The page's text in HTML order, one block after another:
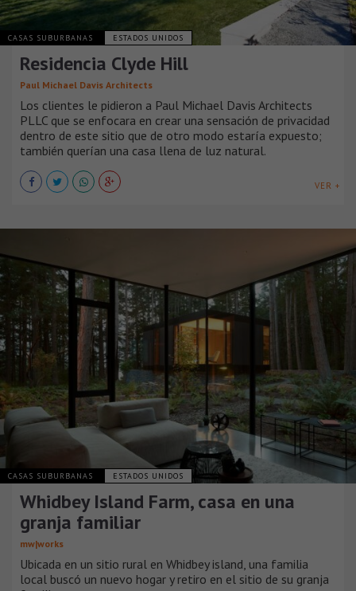
CASAS SUBURBANAS ESTADOS UNIDOS
Residencia Clyde Hill
Paul Michael Davis Architects
Los clientes le pidieron a Paul Michael Davis Architects
PLLC que se enfocara en crear una sensación de privacidad
dentro de este sitio que de otro modo estaría expuesto;
también querían una casa llena de luz natural.
VER +
CASAS SUBURBANAS ESTADOS UNIDOS
Whidbey Island Farm, casa en una
granja familiar
mw|works
Ubicada en un sitio rural en Whidbey island, una familia
local buscó un nuevo hogar y retiro en el sitio de su granja